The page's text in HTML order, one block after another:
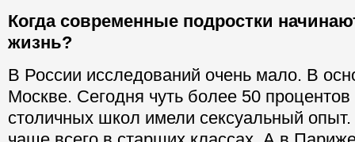
Когда современные подростки
жизнь?
В России исследований очень мало. В
Москве. Сегодня чуть более 50
столичных школ имели сексуальный